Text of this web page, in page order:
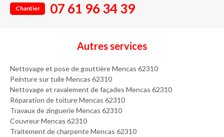
Chantier 07 61 96 34 39
Autres services
Nettoyage et pose de gouttière Mencas 62310
Peinture sur tuile Mencas 62310
Nettoyage et ravalement de façades Mencas 62310
Réparation de toiture Mencas 62310
Travaux de zinguerie Mencas 62310
Couvreur Mencas 62310
Traitement de charpente Mencas 62310